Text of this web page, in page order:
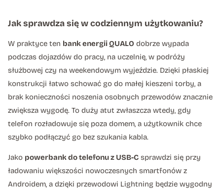
Jak sprawdza się w codziennym użytkowaniu?
W praktyce ten bank energii QUALO dobrze wypada
podczas dojazdów do pracy, na uczelnię, w podróży
służbowej czy na weekendowym wyjeździe. Dzięki płaskiej
konstrukcji łatwo schować go do małej kieszeni torby, a
brak konieczności noszenia osobnych przewodów znacznie
zwiększa wygodę. To duży atut zwłaszcza wtedy, gdy
telefon rozładowuje się poza domem, a użytkownik chce
szybko podłączyć go bez szukania kabla.
Jako powerbank do telefonu z USB-C sprawdzi się przy
ładowaniu większości nowoczesnych smartfonów z
Androidem, a dzięki przewodowi Lightning będzie wygodny